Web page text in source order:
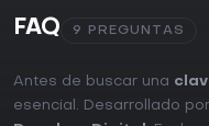
FAQ 9 PREGUNTAS
Antes de buscar una
esencial. Desarrollado por